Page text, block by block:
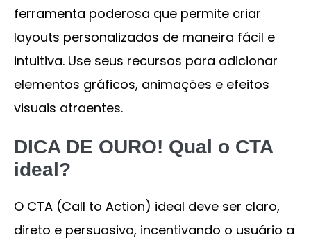
ferramenta poderosa que permite criar
layouts personalizados de maneira fácil e
intuitiva. Use seus recursos para adicionar
elementos gráficos, animações e efeitos
visuais atraentes.
DICA DE OURO! Qual o CTA
ideal?
O CTA (Call to Action) ideal deve ser claro,
direto e persuasivo, incentivando o usuário a